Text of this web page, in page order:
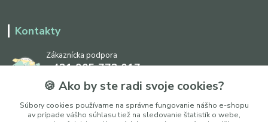
Kontakty
Zákaznícka podpora
+421 905 773 017
(Po-Pia, 8:30 - 17:00, So: 9:00 - 12:00)
info@ipapier.sk
🍪 Ako by ste radi svoje cookies?
Súbory cookies používame na správne fungovanie nášho e-shopu
av prípade vášho súhlasu tiež na sledovanie štatistík o webe,